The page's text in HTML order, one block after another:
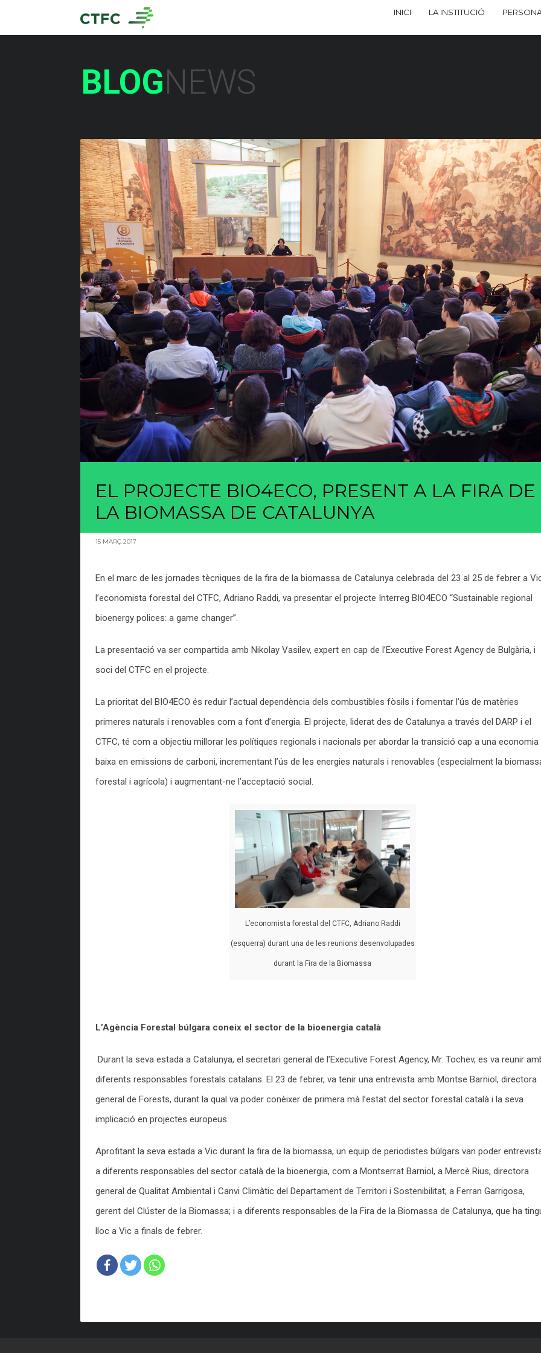
INICI LA INSTITUCIÓ
BLOGNEWS
EL PROJECTE BIO4ECO, PRESENT A LA FIRA DE
LA BIOMASSA DE CATALUNYA
15 MARÇ 2017
En el marc de les jornades tècniques de la fira de la biomassa de Catalunya celebrada del 23 al 25 de febrer a
l’economista forestal del CTFC, Adriano Raddi, va presentar el projecte Interreg BIO4ECO “Sustainable regional
bioenergy polices: a game changer”.
La presentació va ser compartida amb Nikolay Vasilev, expert en cap de l’Executive Forest Agency de Bulgària, i
soci del CTFC en el projecte.
La prioritat del BIO4ECO és reduir l’actual dependència dels combustibles fòsils i fomentar l’ús de matèries
primeres naturals i renovables com a font d’energia. El projecte, liderat des de Catalunya a través del DARP i el
CTFC, té com a objectiu millorar les polítiques regionals i nacionals per abordar la transició cap a una economia
baixa en emissions de carboni, incrementant l’ús de les energies naturals i renovables (especialment la
forestal i agrícola) i augmentant-ne l’acceptació social.
L’economista forestal del CTFC, Adriano Raddi
(esquerra) durant una de les reunions desenvolupades
durant la Fira de la Biomassa
L’Agència Forestal búlgara coneix el sector de la bioenergia català
Durant la seva estada a Catalunya, el secretari general de l’Executive Forest Agency, Mr. Tochev, es va reunir
diferents responsables forestals catalans. El 23 de febrer, va tenir una entrevista amb Montse Barniol, directora
general de Forests, durant la qual va poder conèixer de primera mà l’estat del sector forestal català i la seva
implicació en projectes europeus.
Aprofitant la seva estada a Vic durant la fira de la biomassa, un equip de periodistes búlgars van poder
a diferents responsables del sector català de la bioenergia, com a Montserrat Barniol, a Mercè Rius, directora
general de Qualitat Ambiental i Canvi Climàtic del Departament de Territori i Sostenibilitat; a Ferran Garrigosa,
gerent del Clúster de la Biomassa; i a diferents responsables de la Fira de la Biomassa de Catalunya, que ha
lloc a Vic a finals de febrer.